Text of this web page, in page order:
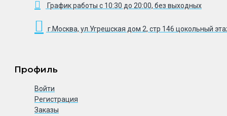
График работы с 10:30 до 20:00, без выходных
г.Москва, ул.Угрешская дом 2, стр 146 цокольный
Профиль
Войти
Регистрация
Заказы